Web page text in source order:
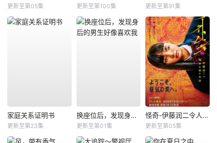
更新至第05集 更新至第100集 更新至第91集
家庭关系证明书
更新至第23集
换座位后，发现身后的男生好像喜欢我
更新至第01集
怪奇-伊藤润二令人彻夜难眠的奇异故事－
更新至第05集